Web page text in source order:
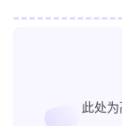
此处为